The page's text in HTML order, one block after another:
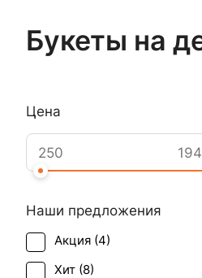
Букеты на
Цена
Наши предложения
Акция (4)
Хит (8)